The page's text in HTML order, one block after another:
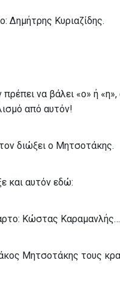
Δημήτρης Κυριαζίδης.
πρέπει να βάλει «ο» ή
από αυτόν!
διώξει ο Μητσοτάκης.
και αυτόν εδώ:
Κώστας Καραμανλής…
Μητσοτάκης τους